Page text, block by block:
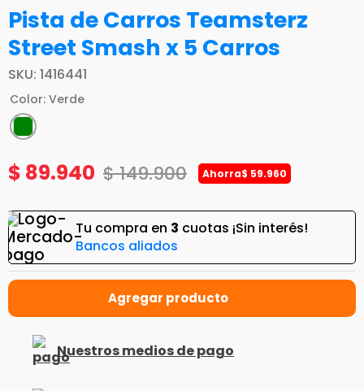
Pista de Carros Teamsterz
Street Smash x 5 Carros
SKU: 1416441
Color: Verde
$ 89.940 $149.900 Ahorra$ 59.960
Tu compra en 3 cuotas ¡Sin interés!
Bancos aliados
Nuestros medios de pago